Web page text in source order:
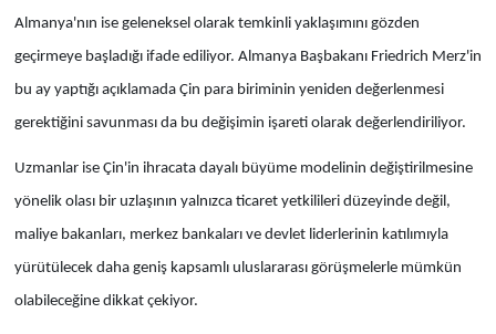
Almanya'nın ise geleneksel olarak temkinli yaklaşımını gözden
geçirmeye başladığı ifade ediliyor. Almanya Başbakanı Friedrich Merz'in
bu ay yaptığı açıklamada Çin para biriminin yeniden değerlenmesi
gerektiğini savunması da bu değişimin işareti olarak değerlendiriliyor.
Uzmanlar ise Çin'in ihracata dayalı büyüme modelinin değiştirilmesine
yönelik olası bir uzlaşının yalnızca ticaret yetkilileri düzeyinde değil,
maliye bakanları, merkez bankaları ve devlet liderlerinin katılımıyla
yürütülecek daha geniş kapsamlı uluslararası görüşmelerle mümkün
olabileceğine dikkat çekiyor.